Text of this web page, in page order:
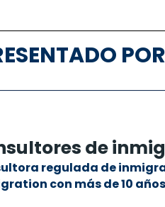
POR
de
regulada de
con más de 10